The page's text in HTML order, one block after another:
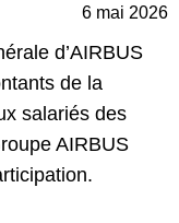
6 mai 2026
d’AIRBUS
de la
salariés des
AIRBUS